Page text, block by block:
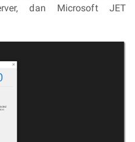
dan Microsoft JET